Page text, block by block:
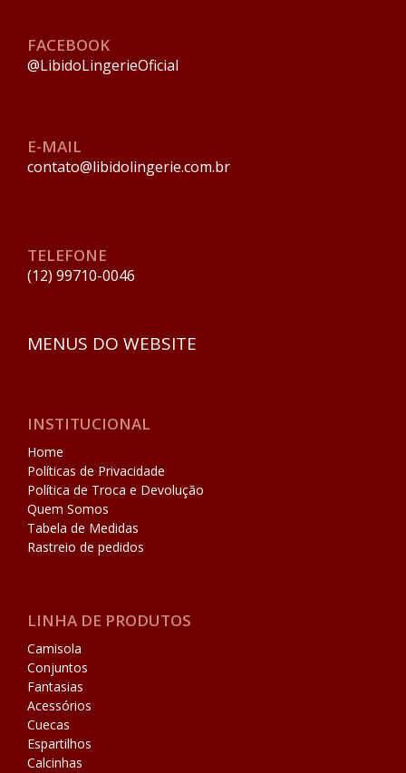
FACEBOOK
@LibidoLingerieOficial
E-MAIL
contato@libidolingerie.com.br
TELEFONE
(12) 99710-0046
MENUS DO WEBSITE
INSTITUCIONAL
Home
Políticas de Privacidade
Política de Troca e Devolução
Quem Somos
Tabela de Medidas
Rastreio de pedidos
LINHA DE PRODUTOS
Camisola
Conjuntos
Fantasias
Acessórios
Cuecas
Espartilhos
Calcinhas